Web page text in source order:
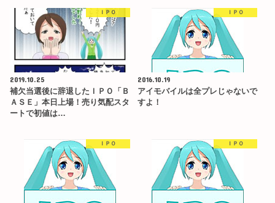
ＩＰＯ
2019.10.25
補欠当選後に辞退したＩＰＯ「Ｂ
ＡＳＥ」本日上場！売り気配スタ
ートで初値は…
ＩＰＯ
2016.10.19
アイモバイルは全プレじゃないで
すよ！
ＩＰＯ ＩＰＯ